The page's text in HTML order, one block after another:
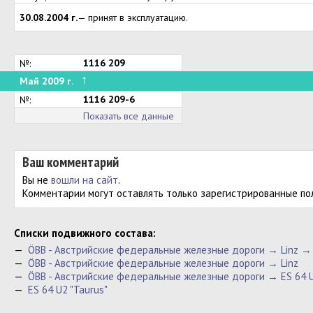
30.08.2004 г.— принят в эксплуатацию.
№:
1116 209
Май 2009 г.
↑
№:
1116 209-6
Показать все данные
Ваш комментарий
Вы не вошли на сайт.
Комментарии могут оставлять только зарегистрированные
Cписки подвижного состава:
— ÖBB - Австрийские федеральные железные дороги → Linz →
— ÖBB - Австрийские федеральные железные дороги → Linz
— ÖBB - Австрийские федеральные железные дороги → ES 64
— ES 64 U2 "Taurus"